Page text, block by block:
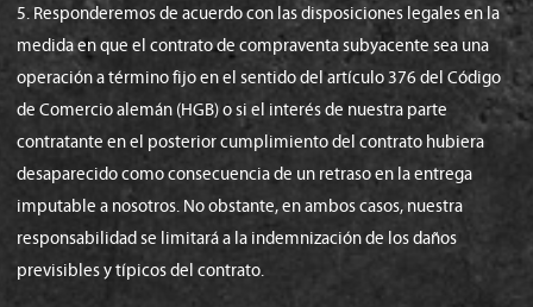
5. Responderemos de acuerdo con las disposiciones legales en la
medida en que el contrato de compraventa subyacente sea una
operación a término fijo en el sentido del artículo 376 del Código
de Comercio alemán (HGB) o si el interés de nuestra parte
contratante en el posterior cumplimiento del contrato hubiera
desaparecido como consecuencia de un retraso en la entrega
imputable a nosotros. No obstante, en ambos casos, nuestra
responsabilidad se limitará a la indemnización de los daños
previsibles y típicos del contrato.